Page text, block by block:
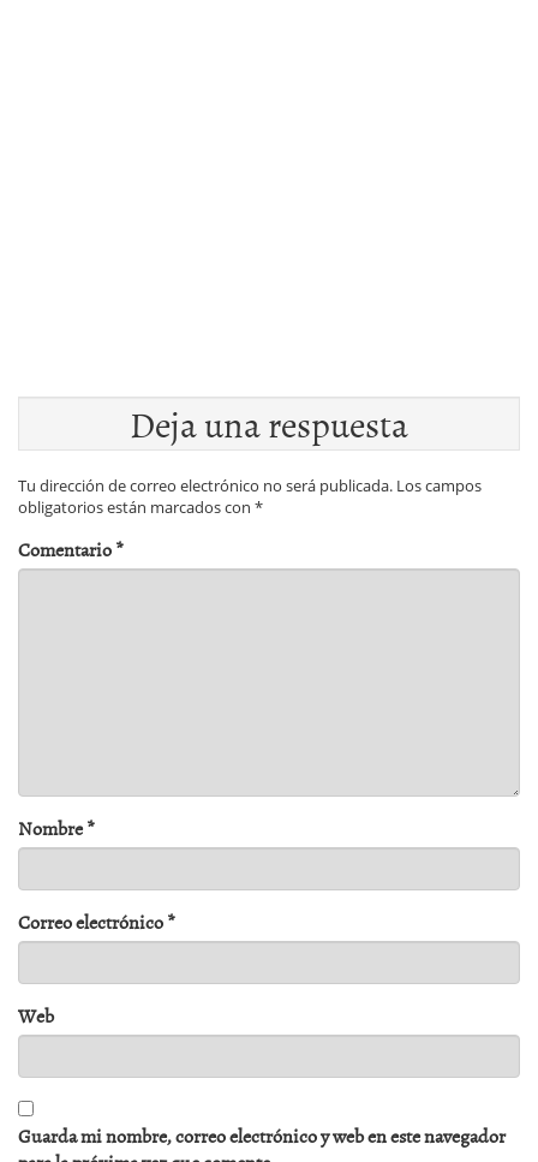
Deja una respuesta
Tu dirección de correo electrónico no será publicada. Los campos
obligatorios están marcados con *
Comentario*
Nombre*
Correo electrónico*
Web
Guarda mi nombre, correo electrónico y web en este navegador